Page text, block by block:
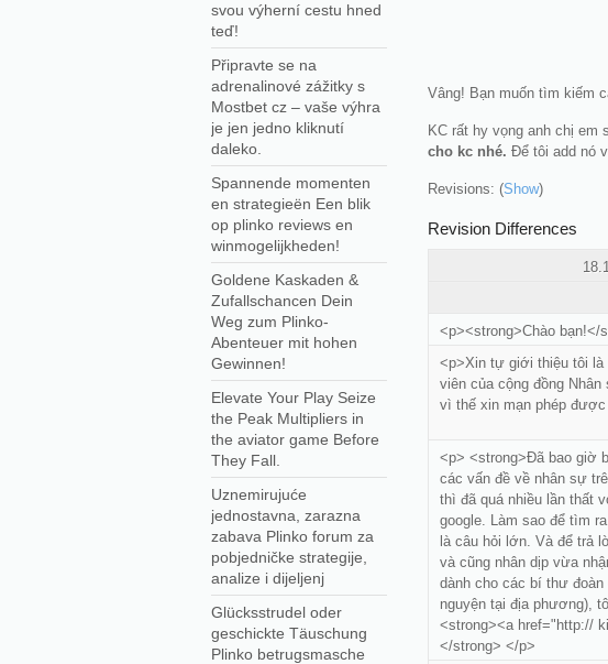
Vâng! Bạn muốn tìm kiếm
KC rất hy vọng anh chị em
cho kc nhé. Để tôi add nó
Revisions: (Show)
Revision Differences
<p><strong>Chào bạn!</
<p>Xin tự giới thiệu tôi là
viên của cộng đồng
vì thế xin mạn phép
<p> <strong>Đã bao giờ
các vấn đề về nhân sự
thì đã quá nhiều lần thất
google. Làm sao để tìm
là câu hỏi lớn. Và để trả
và cũng nhân dịp vừa
dành cho các bí thư
nguyện tại địa phương),
<strong><a href="http://
</strong> </p>
svou výherní cestu hned
teď!
Připravte se na
adrenalinové zážitky s
Mostbet cz – vaše výhra
je jen jedno kliknutí
daleko.
Spannende momenten
en strategieën Een blik
op plinko reviews en
winmogelijkheden!
Goldene Kaskaden &
Zufallschancen Dein
Weg zum Plinko-
Abenteuer mit hohen
Gewinnen!
Elevate Your Play Seize
the Peak Multipliers in
the aviator game Before
They Fall.
Uznemirujuće
jednostavna, zarazna
zabava Plinko forum za
pobjedničke strategije,
analize i dijeljenj
Glücksstrudel oder
geschickte Täuschung
Plinko betrugsmasche